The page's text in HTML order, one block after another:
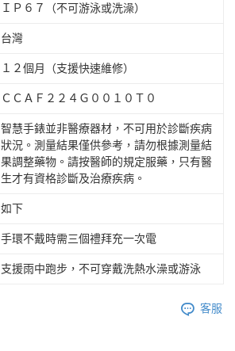
ＩＰ６７（不可游泳或洗澡）
台灣
１２個月（支援快速維修）
ＣＣＡＦ２２４Ｇ００１０Ｔ０
智慧手錶並非醫療器材，不可用於診斷疾病
狀況。測量結果僅供參考，請勿根據測量結
果調整藥物。請按醫師的規定服藥，只有醫
生才有資格診斷及治療疾病。
如下
手環不戴時需三個禮拜充一次電
支援雨中跑步，不可穿戴洗熱水澡或游泳
客服